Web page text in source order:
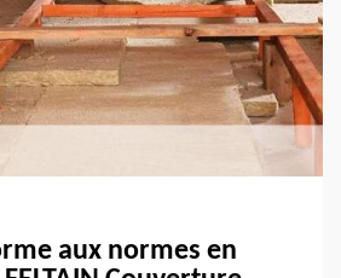
aux normes en